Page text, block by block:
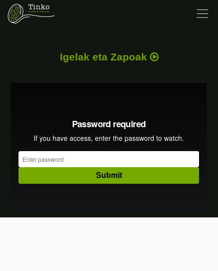
Igelak eta Zapoak